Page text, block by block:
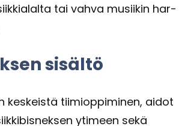
tai vahva musii­kin har­
si­säl­tö
kes­keis­tä tii­miop­pi­mi­nen, aidot
yti­meen sekä